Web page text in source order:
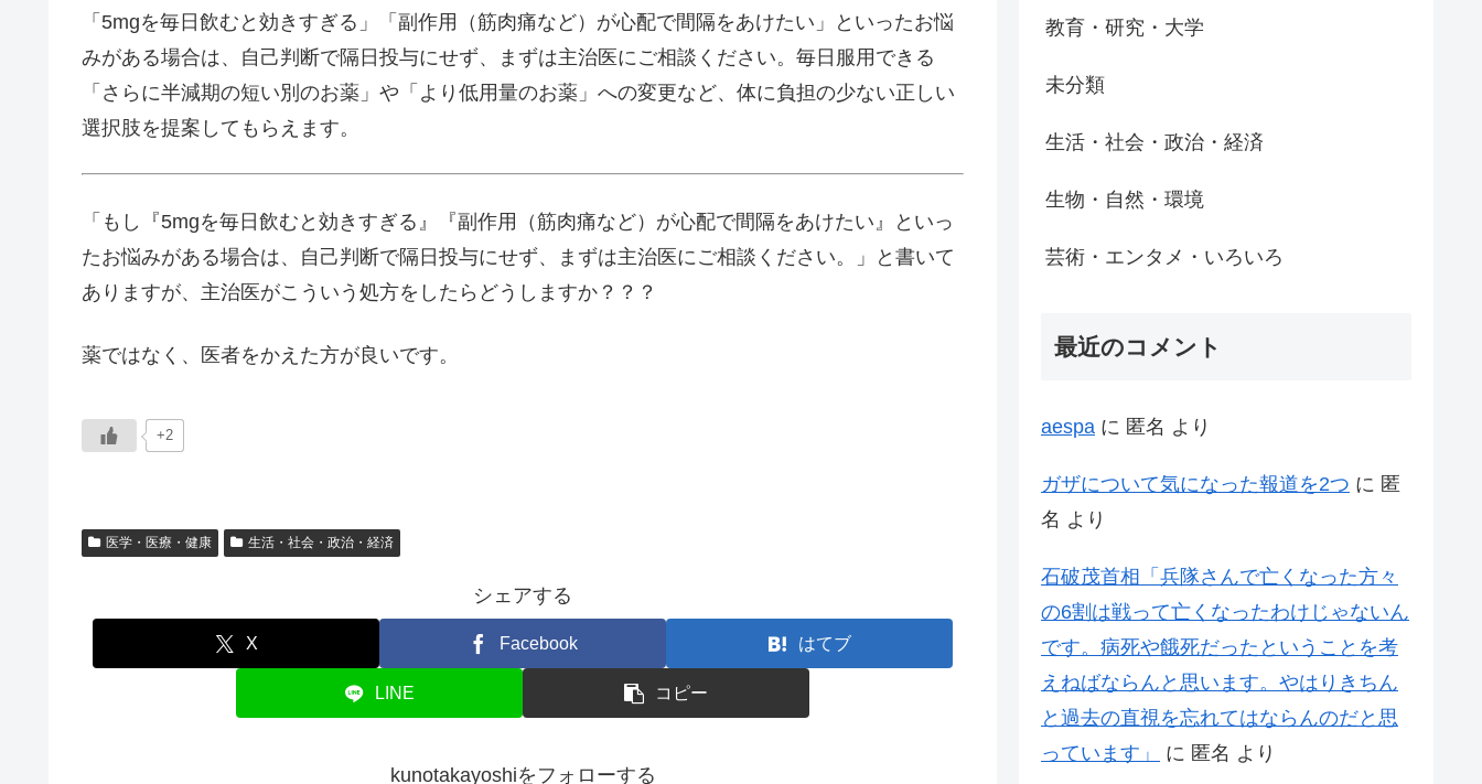
「5mgを毎日飲むと効きすぎる」「副作用（筋肉痛など）が心配で間隔をあけたい」といったお悩
みがある場合は、自己判断で隔日投与にせず、まずは主治医にご相談ください。毎日服用できる
「さらに半減期の短い別のお薬」や「より低用量のお薬」への変更など、体に負担の少ない正しい
選択肢を提案してもらえます。
「もし『5mgを毎日飲むと効きすぎる』『副作用（筋肉痛など）が心配で間隔をあけたい』といっ
たお悩みがある場合は、自己判断で隔日投与にせず、まずは主治医にご相談ください。」と書いて
ありますが、主治医がこういう処方をしたらどうしますか？？？
薬ではなく、医者をかえた方が良いです。
+2
医学・医療・健康 生活・社会・政治・経済
シェアする
X Facebook はてブ
LINE コピー
kunotakayoshiをフォローする
教育・研究・大学
未分類
生活・社会・政治・経済
生物・自然・環境
芸術・エンタメ・いろいろ
最近のコメント
aespa に 匿名 より
ガザについて気になった報道を2つ に 匿
名 より
石破茂首相「兵隊さんで亡くなった方々
の6割は戦って亡くなったわけじゃないん
です。病死や餓死だったということを考
えねばならんと思います。やはりきちん
と過去の直視を忘れてはならんのだと思
っています」
に 匿名 より